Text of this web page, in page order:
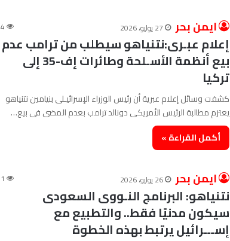
ايمن بحر 27 يوليو، 2026 4
إعلام عبـرى:نتنياهو سيطلب من ترامب عدم
بيع أنظمة الأسـلحة وطائرات إف-35 إلى
تركيا
كشفت وسائل إعلام عبرية أن رئيس الوزراء الإسرائيـلى بنيامين نتنياهو
يعتزم مطالبة الرئيس الأمريكى دونالد ترامب بعدم المضى فى بيع…
أكمل القراءة »
ايمن بحر 26 يوليو، 2026 1
نتنياهو: البرنامج النـووى السعودى
سيكون مدنيًا فقط.. والتطبيع مع
إســـرائيل يرتبط بهذه الخطوة